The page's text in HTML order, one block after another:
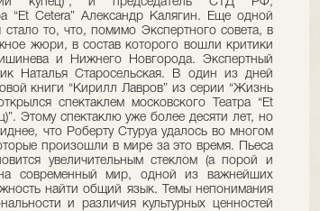
“Et Cetera” Александр Калягин. Еще одной
то, что, помимо Экспертного совета, в
жюри, в состав которого вошли критики
и Нижнего Новгорода. Экспертный
Наталья Старосельская. В один из дней
книги “Кирилл Лавров” из серии “Жизнь
спектаклем московского Театра “Et
Этому спектаклю уже более десяти лет, но
что Роберту Стуруа удалось во многом
произошли в мире за это время. Пьеса
увеличительным стеклом (а порой и
современный мир, одной из важнейших
найти общий язык. Темы непонимания
и различия культурных ценностей